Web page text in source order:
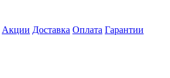
Акции Доставка Оплата Гарантии